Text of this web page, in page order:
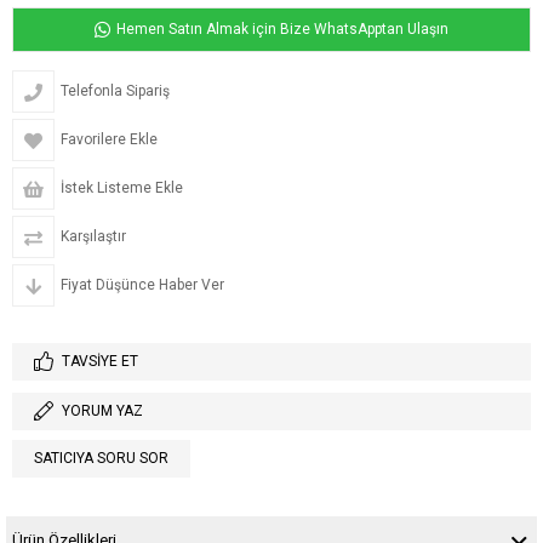
Hemen Satın Almak için Bize WhatsApptan Ulaşın
Telefonla Sipariş
Favorilere Ekle
İstek Listeme Ekle
Karşılaştır
Fiyat Düşünce Haber Ver
TAVSIYE ET
YORUM YAZ
SATICIYA SORU SOR